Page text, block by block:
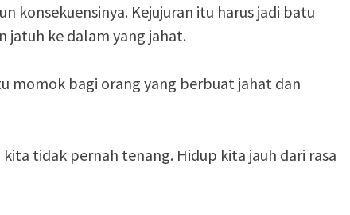
konsekuensinya. Kejujuran itu harus jadi batu
jatuh ke dalam yang jahat.
momok bagi orang yang berbuat jahat dan
tidak pernah tenang. Hidup kita jauh dari rasa